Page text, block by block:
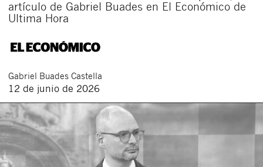
artículo de Gabriel Buades en El Económico de
Ultima Hora
Gabriel Buades Castella
12 de junio de 2026